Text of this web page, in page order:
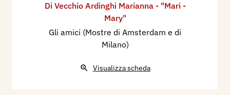
Di Vecchio Ardinghi Marianna - "Mari -
Mary"
Gli amici (Mostre di Amsterdam e di
Milano)
Visualizza scheda